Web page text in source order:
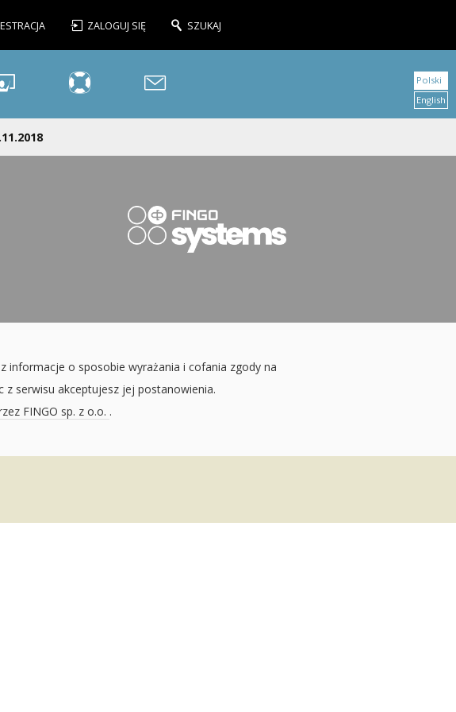
ZALOGUJ SIĘ SZUKAJ
Polski
English
informacje o sposobie wyrażania i cofania zgody na
z serwisu akceptujesz jej postanowienia.
FINGO sp. z o.o. .